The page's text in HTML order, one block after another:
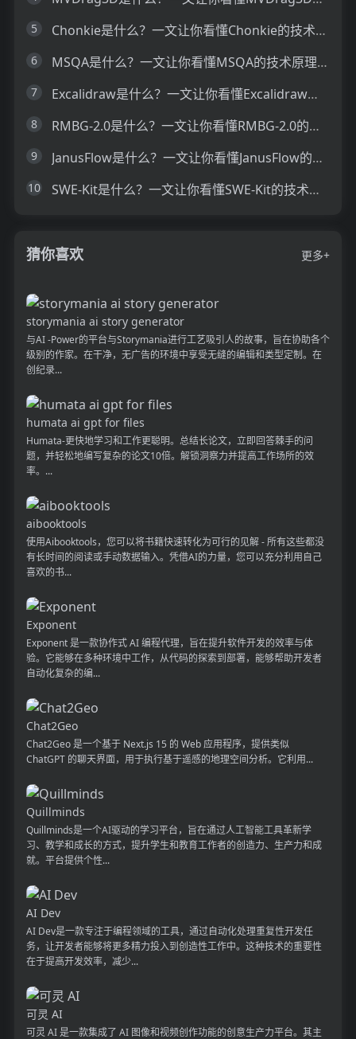
5 Chonkie是什么？一文让你看懂Chonkie的技术原理、主要功能、应用场景
6 MSQA是什么？一文让你看懂MSQA的技术原理、主要功能、应用场景
7 Excalidraw是什么？一文让你看懂Excalidraw的技术原理、主要功能、应用场景
8 RMBG-2.0是什么？一文让你看懂RMBG-2.0的技术原理、主要功能、应用场景
9 JanusFlow是什么？一文让你看懂JanusFlow的技术原理、主要功能、应用场景
10 SWE-Kit是什么？一文让你看懂SWE-Kit的技术原理、主要功能、应用场景
猜你喜欢 更多+
storymania ai story generator
与AI -Power的平台与Storymania进行工艺吸引人的故事，旨在协助各个
级别的作家。在干净，无广告的环境中享受无缝的编辑和类型定制。在
创纪录...
humata ai gpt for files
Humata-更快地学习和工作更聪明。总结长论文，立即回答棘手的问
题，并轻松地编写复杂的论文10倍。解锁洞察力并提高工作场所的效
率。...
aibooktools
使用Aibooktools，您可以将书籍快速转化为可行的见解 - 所有这些都没
有长时间的阅读或手动数据输入。凭借AI的力量，您可以充分利用自己
喜欢的书...
Exponent
Exponent 是一款协作式 AI 编程代理，旨在提升软件开发的效率与体
验。它能够在多种环境中工作，从代码的探索到部署，能够帮助开发者
自动化复杂的编...
Chat2Geo
Chat2Geo 是一个基于 Next.js 15 的 Web 应用程序，提供类似
ChatGPT 的聊天界面，用于执行基于遥感的地理空间分析。它利用...
Quillminds
Quillminds是一个AI驱动的学习平台，旨在通过人工智能工具革新学
习、教学和成长的方式，提升学生和教育工作者的创造力、生产力和成
就。平台提供个性...
AI Dev
AI Dev是一款专注于编程领域的工具，通过自动化处理重复性开发任
务，让开发者能够将更多精力投入到创造性工作中。这种技术的重要性
在于提高开发效率，减少...
可灵 AI
可灵 AI 是一款集成了 AI 图像和视频创作功能的创意生产力平台。其主